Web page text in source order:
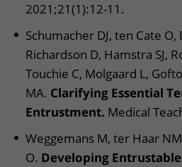
2021;21(1):12-11.
Schumacher DJ, ten Cate
Richardson D, Hamstra SJ,
Touchie C, Molgaard L,
MA. Clarifying Essential
Entrustment. Medical
Weggemans M, ter Haar
O. Developing